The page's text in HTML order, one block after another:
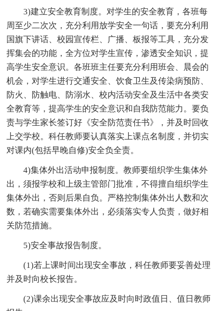
3)建立安全教育制度。对学生的安全教育，各班每
周至少二次次，充分利用放学安全一句话，要充分利用
国旗下讲话、校园宣传栏、广播、板报等工具，充分发
挥集会的功能，全方位对学生宣传，渗透安全知识，提
高学生安全意识。各班班主任要充分利用班会、晨会的
机会，对学生进行交通安全、饮食卫生及传染病预防、
防火、防触电、防溺水、校内活动安全及生活中各类安
全教育等，提高学生的安全意识和自我防范能力。要负
责与学生家长签订好《安全防范责任书》，并及时回收
上交学校。科任教师要认真落实上课点名制度，并切实
对课内(包括早晚自修)安全负全责。
4)集体外出活动申报制度。教师要组织学生集体外
出，须报学校和上级主管部门批准，不得擅自组织学生
集体外出，否则后果自负。严格控制集体外出人数和次
数，若确实需要集体外出，必须落实专人负责，做好相
关防范措施。
5)安全事故报告制度。
(1)若上课时间出现安全事故，科任教师要妥善处理
并及时向校长报告。
(2)课余出现安全事故应及时向时政值日、值日教师